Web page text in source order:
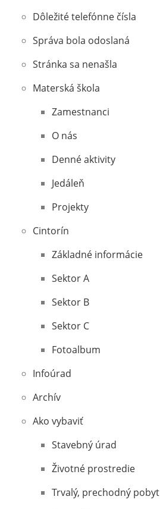
Dôležité telefónne čísla
Správa bola odoslaná
Stránka sa nenašla
Materská škola
Zamestnanci
O nás
Denné aktivity
Jedáleň
Projekty
Cintorín
Základné informácie
Sektor A
Sektor B
Sektor C
Fotoalbum
Infoúrad
Archív
Ako vybaviť
Stavebný úrad
Životné prostredie
Trvalý, prechodný pobyt